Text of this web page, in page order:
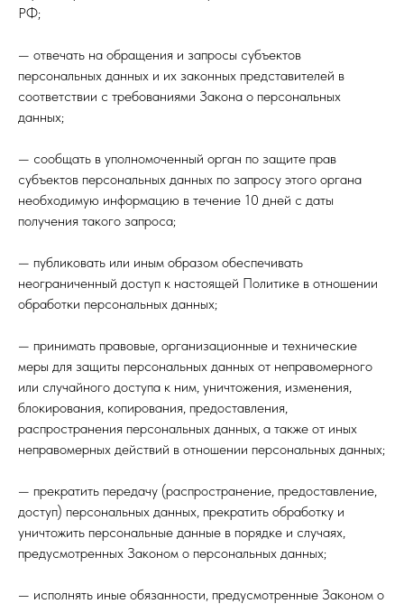
РФ;
— отвечать на обращения и запросы субъектов
персональных данных и их законных представителей в
соответствии с требованиями Закона о персональных
данных;
— сообщать в уполномоченный орган по защите прав
субъектов персональных данных по запросу этого органа
необходимую информацию в течение 10 дней с даты
получения такого запроса;
— публиковать или иным образом обеспечивать
неограниченный доступ к настоящей Политике в отношении
обработки персональных данных;
— принимать правовые, организационные и технические
меры для защиты персональных данных от неправомерного
или случайного доступа к ним, уничтожения, изменения,
блокирования, копирования, предоставления,
распространения персональных данных, а также от иных
неправомерных действий в отношении персональных данных;
— прекратить передачу (распространение, предоставление,
доступ) персональных данных, прекратить обработку и
уничтожить персональные данные в порядке и случаях,
предусмотренных Законом о персональных данных;
— исполнять иные обязанности, предусмотренные Законом о